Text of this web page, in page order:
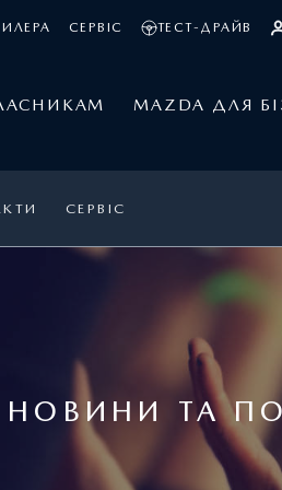
СЕРВІС ТЕСТ-ДРАЙВ
MAZDA ДЛЯ
СЕРВІС
НОВИНИ ТА